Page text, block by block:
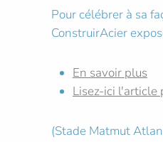
Pour célébrer à sa
ConstruirAcier
En savoir plus
Lisez-ici l'article
(Stade Matmut